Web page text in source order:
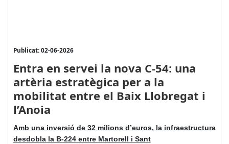
Publicat: 02-06-2026
Entra en servei la nova C-54: una
artèria estratègica per a la
mobilitat entre el Baix Llobregat i
l’Anoia
Amb una inversió de 32 milions d’euros, la infraestructura
desdobla la B-224 entre Martorell i Sant